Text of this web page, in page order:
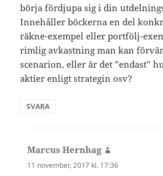
börja fördjupa sig i din
Innehåller böckerna en del
räkne-exempel eller portfölj-
rimlig avkastning man kan
scenarion, eller är det ”endast”
aktier enligt strategin osv?
SVARA
Marcus Hernhag
11 november, 2017 kl. 17:36